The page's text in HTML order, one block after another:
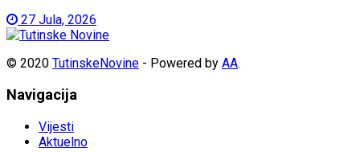
27 Jula, 2026
© 2020 TutinskeNovine - Powered by AA.
Navigacija
Vijesti
Aktuelno